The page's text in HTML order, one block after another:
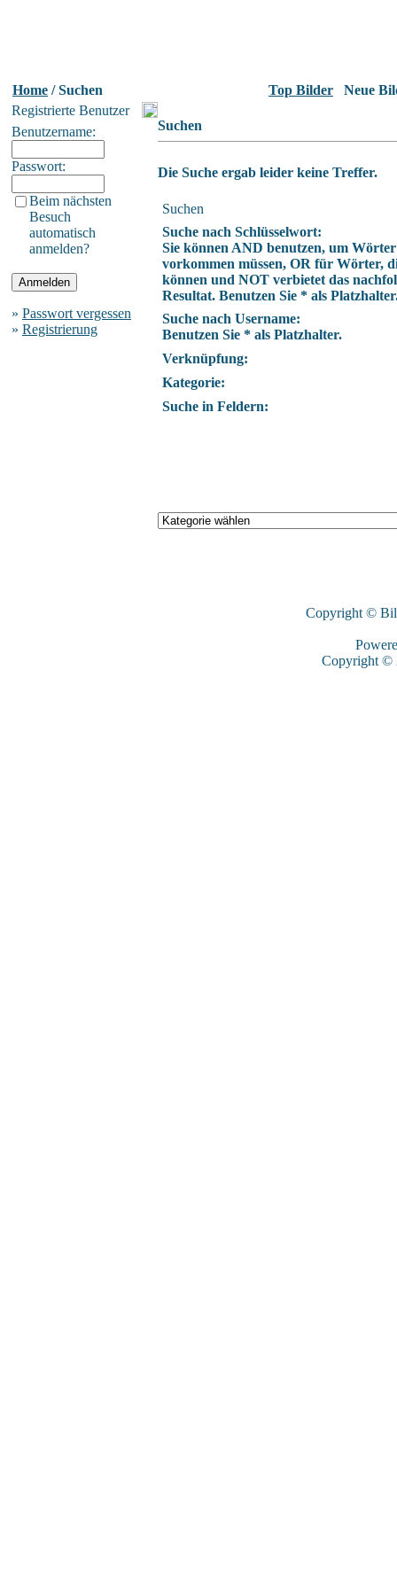
Home / Suchen Top Bilder
Neue
Registrierte Benutzer
Benutzername:
Passwort:
Beim nächsten
Besuch
automatisch
anmelden?
» Passwort vergessen
» Registrierung
Suchen
Die Suche ergab leider keine Treffer.
Suchen
Suche nach Schlüsselwort:
Sie können AND benutzen, um
vorkommen müssen, OR für Wörter,
können und NOT verbietet das
Resultat. Benutzen Sie * als
Suche nach Username:
Benutzen Sie * als Platzhalter.
Verknüpfung:
Kategorie:
Suche in Feldern:
Copyright ©
Copyright ©